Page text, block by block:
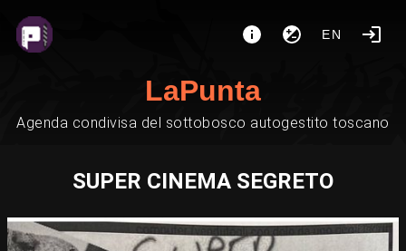
EN
LaPunta
Agenda condivisa del sottobosco autogestito toscano
SUPER CINEMA SEGRETO